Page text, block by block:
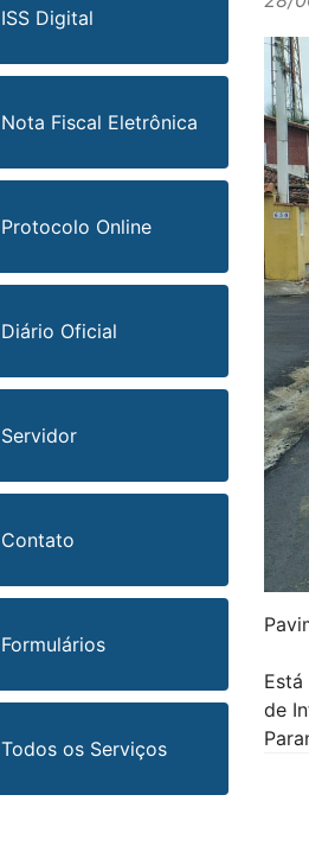
ISS Digital
Nota Fiscal Eletrônica
Protocolo Online
Diário Oficial
Servidor
Contato
Formulários
Todos os Serviços
de